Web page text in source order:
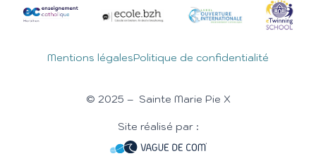
Mentions légalesPolitique de confidentialité
© 2025 – Sainte Marie Pie X
Site réalisé par :